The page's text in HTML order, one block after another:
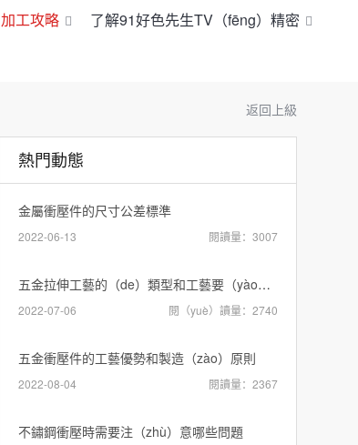
加工攻略 了解91好色先生TV（fēng）精密
返回上級
熱門動態
金屬衝壓件的尺寸公差標準
2022-06-13 閱讀量：3007
五金拉伸工藝的（de）類型和工藝要（yào）求都有哪（nǎ）些內（nèi）容？
2022-07-06 閱（yuè）讀量：2740
五金衝壓件的工藝優勢和製造（zào）原則
2022-08-04 閱讀量：2367
不鏽鋼衝壓時需要注（zhù）意哪些問題